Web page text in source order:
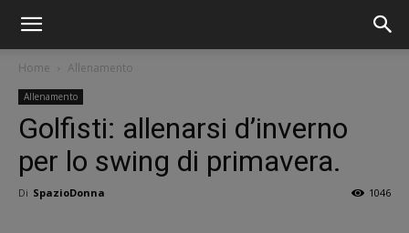
Home Allenamento
Allenamento
Golfisti: allenarsi d’inverno
per lo swing di primavera.
Di SpazioDonna 1046